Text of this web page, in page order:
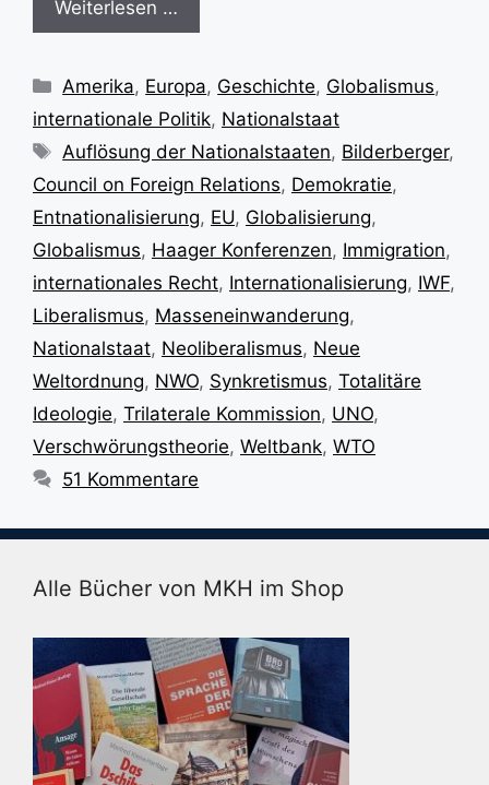
Weiterlesen …
Kategorien
Amerika, Europa, Geschichte, Globalismus,
internationale Politik, Nationalstaat
Schlagwörter
Auflösung der Nationalstaaten, Bilderberger,
Council on Foreign Relations, Demokratie,
Entnationalisierung, EU, Globalisierung,
Globalismus, Haager Konferenzen, Immigration,
internationales Recht, Internationalisierung, IWF,
Liberalismus, Masseneinwanderung,
Nationalstaat, Neoliberalismus, Neue
Weltordnung, NWO, Synkretismus, Totalitäre
Ideologie, Trilaterale Kommission, UNO,
Verschwörungstheorie, Weltbank, WTO
51 Kommentare
Alle Bücher von MKH im Shop